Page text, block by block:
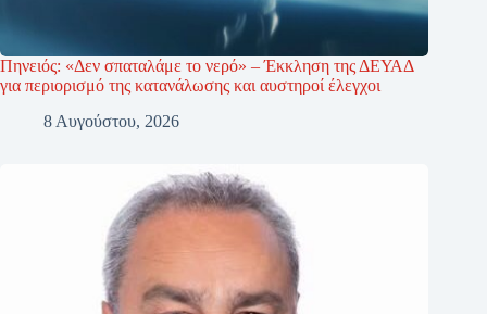
Πηνειός: «Δεν σπαταλάμε το νερό» – Έκκληση της ΔΕΥΑΔ
για περιορισμό της κατανάλωσης και αυστηροί έλεγχοι
8 Αυγούστου, 2026